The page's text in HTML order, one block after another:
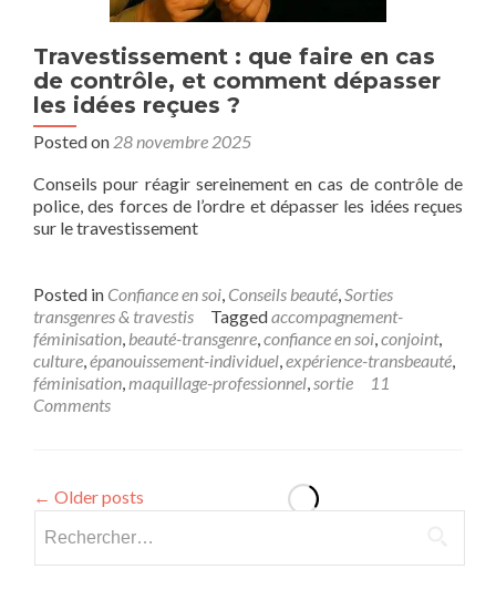
Travestissement : que faire en cas
de contrôle, et comment dépasser
les idées reçues ?
Posted on 28 novembre 2025
Conseils pour réagir sereinement en cas de contrôle de
police, des forces de l’ordre et dépasser les idées reçues
sur le travestissement
Posted in Confiance en soi, Conseils beauté,Sorties
transgenres & travestis
Taggedaccompagnement-
féminisation, beauté-transgenre,confiance en soi,conjoint,
culture,épanouissement-individuel,expérience-transbeauté,
féminisation,maquillage-professionnel,sortie
11
Comments
← Older posts